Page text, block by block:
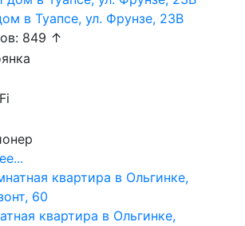
в Туапсе, ул. Фрунзе, 23В
849 ↑
квартира в Ольгинке,